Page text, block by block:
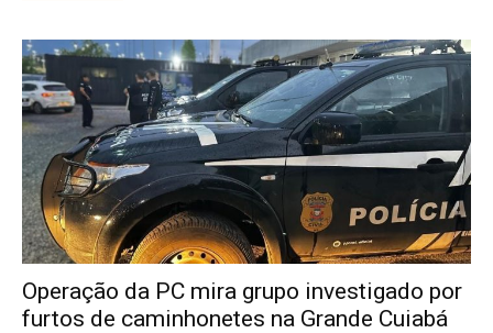
Operação da PC mira grupo investigado por
furtos de caminhonetes na Grande Cuiabá